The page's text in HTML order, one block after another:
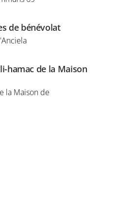
de bénévolat
hamac de la Maison
la Maison de